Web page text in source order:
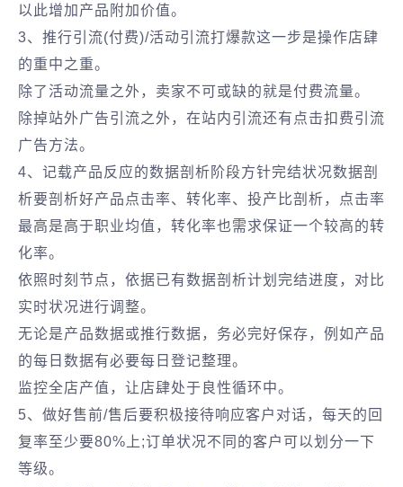
以此增加产品附加价值。
3、推行引流(付费)/活动引流打爆款这一步是操作店肆
的重中之重。
除了活动流量之外，卖家不可或缺的就是付费流量。
除掉站外广告引流之外，在站内引流还有点击扣费引流
广告方法。
4、记载产品反应的数据剖析阶段方针完结状况数据剖
析要剖析好产品点击率、转化率、投产比剖析，点击率
最高是高于职业均值，转化率也需求保证一个较高的转
化率。
依照时刻节点，依据已有数据剖析计划完结进度，对比
实时状况进行调整。
无论是产品数据或推行数据，务必完好保存，例如产品
的每日数据有必要每日登记整理。
监控全店产值，让店肆处于良性循环中。
5、做好售前/售后要积极接待响应客户对话，每天的回
复率至少要80%上;订单状况不同的客户可以划分一下
等级。